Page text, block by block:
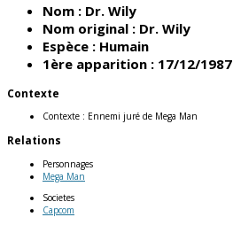
Nom : Dr. Wily
Nom original : Dr. Wily
Espèce : Humain
1ère apparition : 17/12/1987
Contexte
Contexte : Ennemi juré de Mega Man
Relations
Personnages
Mega Man
Societes
Capcom